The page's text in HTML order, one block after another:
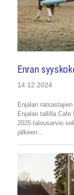
Enran
14.12.2024
Enjalan
Enjalan tallilla
2025 talousarvio
jälkeen…